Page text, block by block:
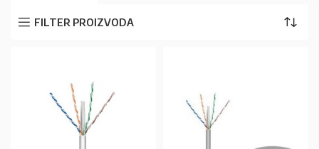
FILTER PROIZVODA